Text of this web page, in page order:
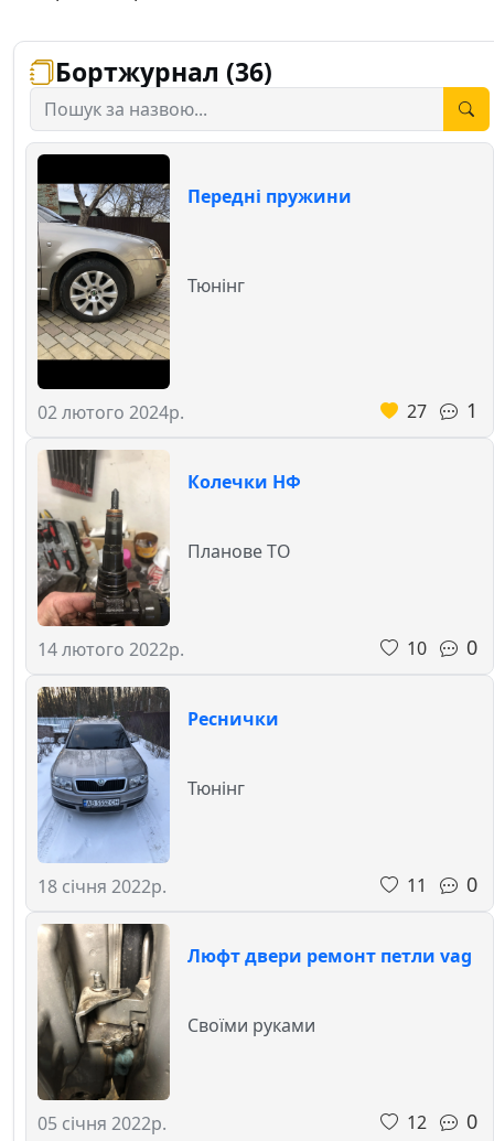
Бортжурнал (36)
Передні пружини
02 лютого 2024р.
Тюнінг
27 1
Колечки НФ
14 лютого 2022р.
Планове ТО
10 0
Реснички
18 січня 2022р.
Тюнінг
11 0
Люфт двери ремонт петли vag
05 січня 2022р.
Своїми руками
12 0